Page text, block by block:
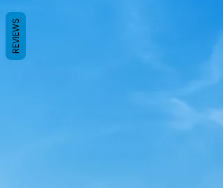
REVIEWS